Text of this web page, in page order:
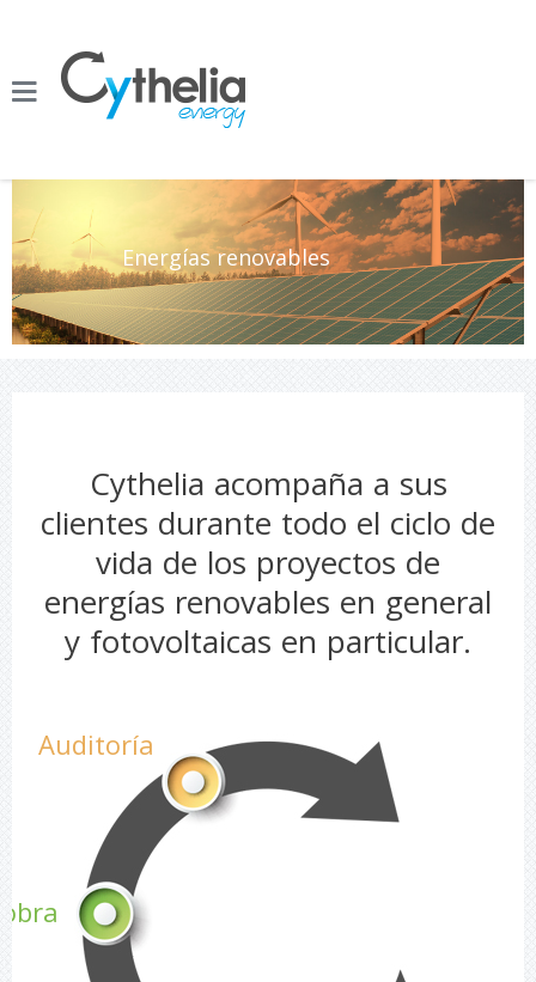
Energías renovables
Cythelia acompaña a sus
clientes durante todo el ciclo de
vida de los proyectos de
energías renovables en general
y fotovoltaicas en particular.
Auditoría